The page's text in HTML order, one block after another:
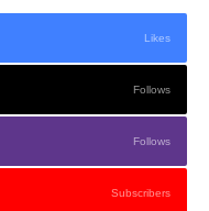
Likes
Follows
Follows
Subscribers